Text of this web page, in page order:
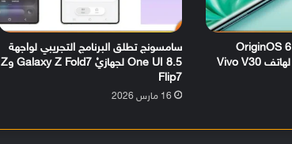
رسمياً.. وصول تحديث OriginOS 6
سامسونج تطلق البرنامج التجريبي لواجهة
One UI 8.5 لجهازيْ Galaxy Z Fold7 وZ
Flip7
16 مارس 2026